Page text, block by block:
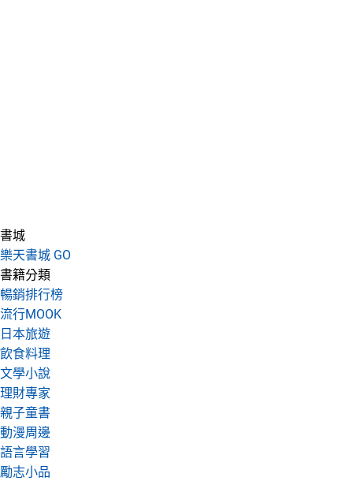
書城
樂天書城 GO
書籍分類
暢銷排行榜
流行MOOK
日本旅遊
飲食料理
文學小說
理財專家
親子童書
動漫周邊
語言學習
勵志小品